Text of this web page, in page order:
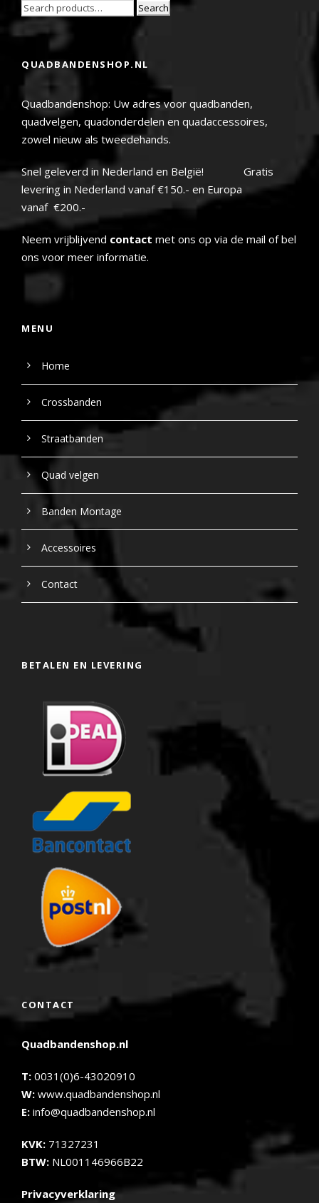
Search
QUADBANDENSHOP.NL
Quadbandenshop: Uw adres voor quadbanden,
quadvelgen, quadonderdelen en quadaccessoires,
zowel nieuw als tweedehands.
Snel geleverd in Nederland en België! Gratis
levering in Nederland vanaf €150.- en Europa
vanaf €200.-
Neem vrijblijvend contact met ons op via de mail of bel
ons voor meer informatie.
MENU
Home
Crossbanden
Straatbanden
Quad velgen
Banden Montage
Accessoires
Contact
BETALEN EN LEVERING
CONTACT
Quadbandenshop.nl
T: 0031(0)6-43020910
W: www.quadbandenshop.nl
E: info@quadbandenshop.nl
KVK: 71327231
BTW: NL001146966B22
Privacyverklaring